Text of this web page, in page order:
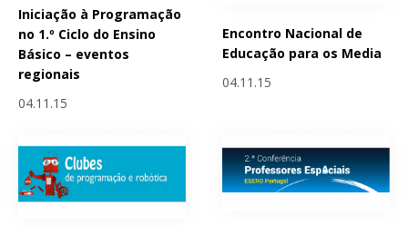
Iniciação à Programação
no 1.º Ciclo do Ensino
Básico – eventos
regionais
04.11.15
Encontro Nacional de
Educação para os Media
04.11.15